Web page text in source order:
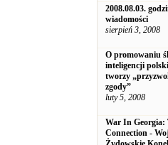
2008.08.03.
wiadomości
sierpień 3, 2008
O promowaniu
inteligencji
tworzy
zgody”
luty 5, 2008
War In Georgia:
Connection -